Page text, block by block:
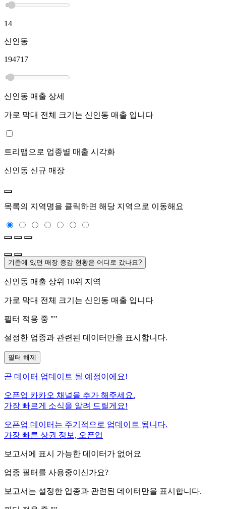
14
신인동
194717
신인동 매출 상세
가로 막대 전체 크기는 신인동 매출 입니다
트리맵으로 업종별 매출 시각화
신인동 신규 매장
목록의 지역명을 클릭하면 해당 지역으로 이동해요
기존에 있던 매장 증감 현황은 어디로 갔나요?
신인동 매출 상위 10위 지역
가로 막대 전체 크기는 신인동 매출 입니다
필터 적용 중 ""
설정한 업종과 관련된 데이터만을 표시합니다.
필터 해제
곧 데이터 업데이트 될 예정이에요!
오픈업 카카오 채널을 추가 해주세요.
가장 빠르게 소식을 알려 드릴게요!
오픈업 데이터는 주기적으로 업데이트 됩니다.
가장 빠른 상권 정보, 오픈업
보고서에 표시 가능한 데이터가 없어요
업종 필터를 사용중이신가요?
보고서는 설정한 업종과 관련된 데이터만을 표시합니다.